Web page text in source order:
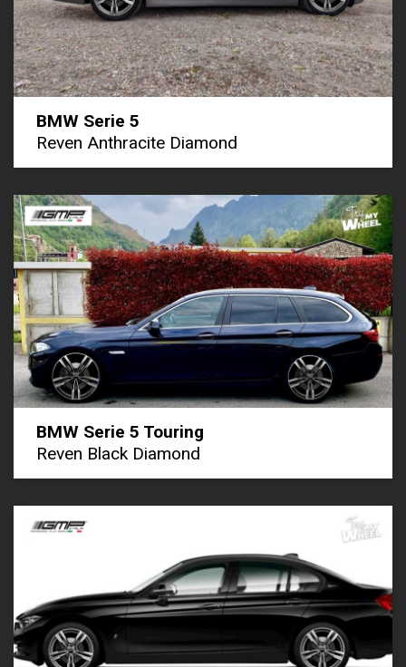
BMW Serie 5
Reven Anthracite Diamond
BMW Serie 5 Touring
Reven Black Diamond